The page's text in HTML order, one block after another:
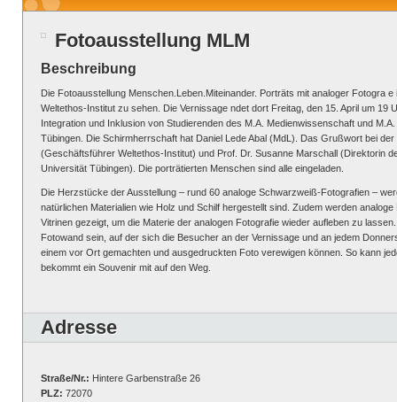
Fotoausstellung MLM
Beschreibung
Die Fotoausstellung Menschen.Leben.Miteinander. Porträts mit analoger Fotogra
Weltethos-Institut zu sehen. Die Vernissage ndet dort Freitag, den 15. April um 19
Integration und Inklusion von Studierenden des M.A. Medienwissenschaft und
Tübingen. Die Schirmherrschaft hat Daniel Lede Abal (MdL). Das Grußwort bei
(Geschäftsführer Weltethos-Institut) und Prof. Dr. Susanne Marschall (Direktorin
Universität Tübingen). Die porträtierten Menschen sind alle eingeladen.
Die Herzstücke der Ausstellung – rund 60 analoge Schwarzweiß-Fotografien –
natürlichen Materialien wie Holz und Schilf hergestellt sind. Zudem werden
Vitrinen gezeigt, um die Materie der analogen Fotografie wieder aufleben zu
Fotowand sein, auf der sich die Besucher an der Vernissage und an jedem
einem vor Ort gemachten und ausgedruckten Foto verewigen können. So kann
bekommt ein Souvenir mit auf den Weg.
Adresse
Straße/Nr.: Hintere Garbenstraße 26
PLZ: 72070